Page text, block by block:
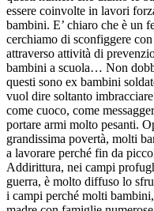
essere coinvolte in lavori
bambini. E’ chiaro che è un
cerchiamo di sconfiggere
attraverso attività di
bambini a scuola… Non
questi sono ex bambini
vuol dire soltanto
come cuoco, come
portare armi molto pesanti.
grandissima povertà, molti
a lavorare perché fin da
Addirittura, nei campi
guerra, è molto diffuso lo
i campi perché molti